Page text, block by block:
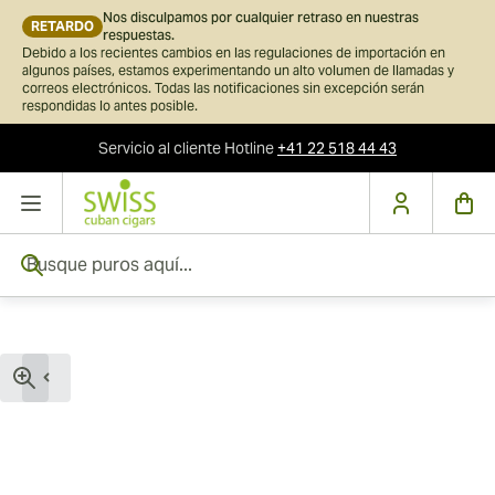
RETARDO
Nos disculpamos por cualquier retraso en nuestras
respuestas.
Debido a los recientes cambios en las regulaciones de importación en
algunos países, estamos experimentando un alto volumen de llamadas y
correos electrónicos. Todas las notificaciones sin excepción serán
respondidas lo antes posible.
Servicio al cliente Hotline+41 22 518 44 43